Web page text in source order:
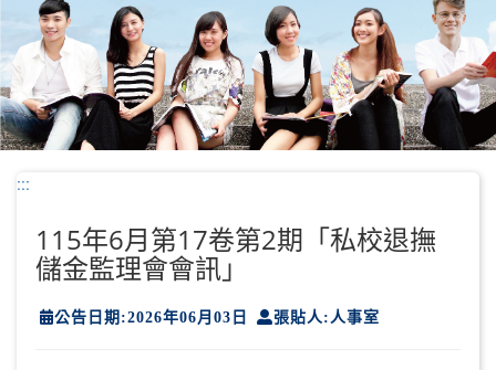
容
區
塊
:::
115年6月第17卷第2期「私校退撫
儲金監理會會訊」
公告日期:2026年06月03日 張貼人:人事室